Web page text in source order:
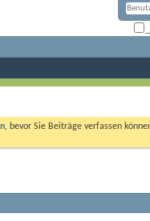
, bevor Sie Beiträge verfassen